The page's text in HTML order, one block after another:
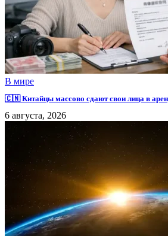
В мире
🇨🇳 Китайцы массово сдают свои лица в
6 августа, 2026